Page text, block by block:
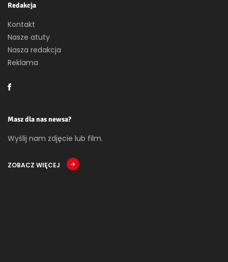
Redakcja
Kontakt
Nasze atuty
Nasza redakcja
Reklama
Masz dla nas newsa?
Wyślij nam zdjęcie lub film.
ZOBACZ WIĘCEJ